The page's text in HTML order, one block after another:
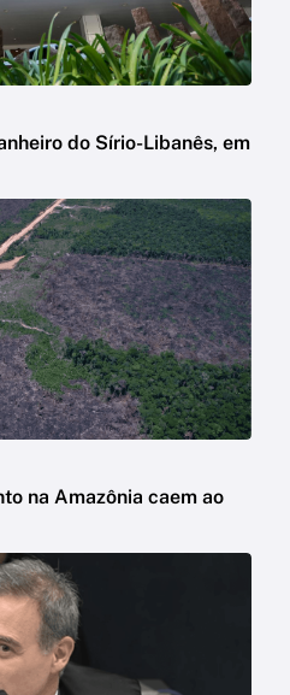
do Sírio-Libanês, em
na Amazônia caem ao